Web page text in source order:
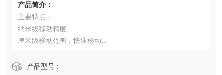
产品简介：
主要特点：
纳米级移动精度
厘米级移动范围，快速移动
产品型号：